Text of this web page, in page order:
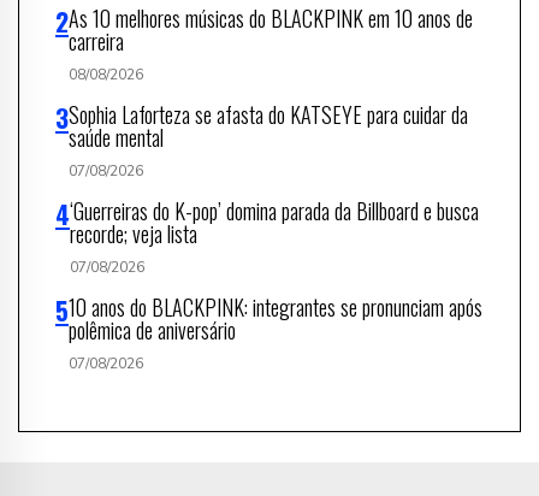
As 10 melhores músicas do BLACKPINK em 10 anos de
carreira
08/08/2026
Sophia Laforteza se afasta do KATSEYE para cuidar da
saúde mental
07/08/2026
‘Guerreiras do K-pop’ domina parada da Billboard e busca
recorde; veja lista
07/08/2026
10 anos do BLACKPINK: integrantes se pronunciam após
polêmica de aniversário
07/08/2026